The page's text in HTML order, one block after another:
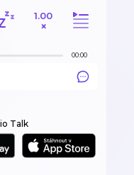
1.00
×
00:00
Talk